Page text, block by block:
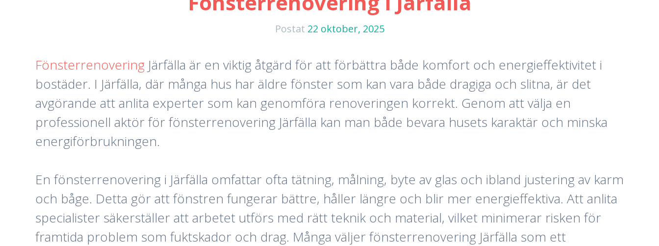
Postat 22 oktober, 2025
Fönsterrenovering Järfälla är en viktig åtgärd för att förbättra både komfort och energieffektivitet i
bostäder. I Järfälla, där många hus har äldre fönster som kan vara både dragiga och slitna, är det
avgörande att anlita experter som kan genomföra renoveringen korrekt. Genom att välja en
professionell aktör för fönsterrenovering Järfälla kan man både bevara husets karaktär och minska
energiförbrukningen.
En fönsterrenovering i Järfälla omfattar ofta tätning, målning, byte av glas och ibland justering av karm
och båge. Detta gör att fönstren fungerar bättre, håller längre och blir mer energieffektiva. Att anlita
specialister säkerställer att arbetet utförs med rätt teknik och material, vilket minimerar risken för
framtida problem som fuktskador och drag. Många väljer fönsterrenovering Järfälla som ett